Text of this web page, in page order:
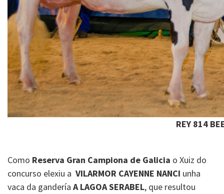
REY 814
Como Reserva Gran Campiona de Galicia o Xuiz do
concurso elexiu a VILARMOR CAYENNE NANCI unha
vaca da gandería A LAGOA SERABEL, que resultou